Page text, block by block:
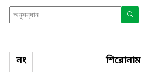
নং শিরোনাম